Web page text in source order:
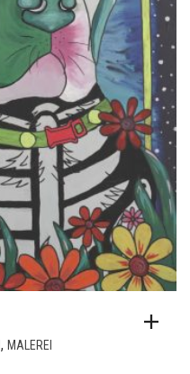
, MALEREI